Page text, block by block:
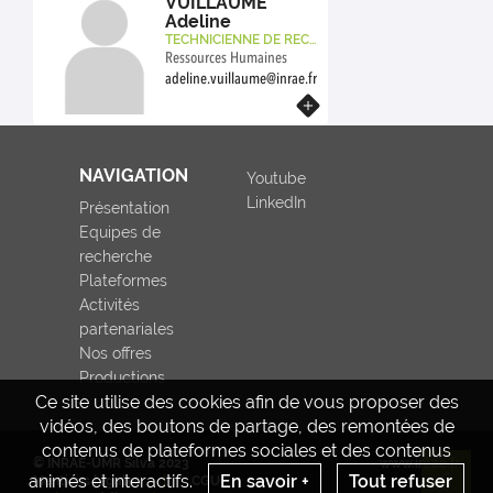
nos activités ne nuisent
pas à la nature, -la RSE
(impact global de SILVA
sur la société et
l’environnement) . Dans ce
Adeline
TECHNICIENNE DE REC
HERCHE - INRAE
Ressources Humaines
adeline.vuillaume@inrae.fr
Ce site utilise des cookies afin de vous proposer des
vidéos, des boutons de partage, des remontées de
contenus de plateformes sociales et des contenus
animés et interactifs.
En savoir + Tout refuser
NAVIGATION
Présentation
Equipes de
recherche
Plateformes
Activités
partenariales
Nos offres
Productions
Youtube
LinkedIn
© INRAE-UMR Silva 2023
Mentions légales
www.inrae.fr